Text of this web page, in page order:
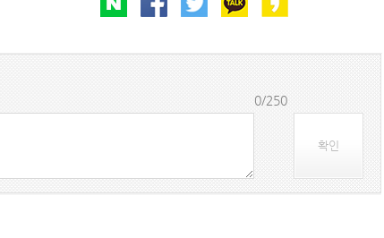
0/250
확인
프랑스 CMA CGM, 2분기 순이익 1.1조…48%↑